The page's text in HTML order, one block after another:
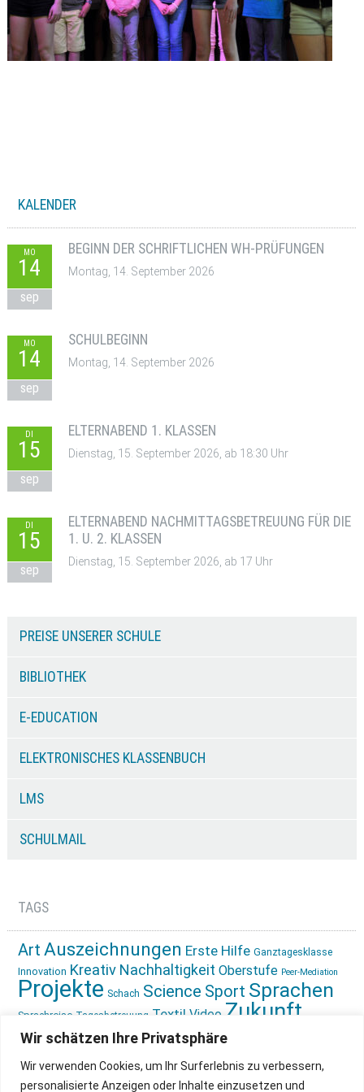
Wir schätzen Ihre Privatsphäre
Wir verwenden Cookies, um Ihr Surferlebnis zu verbessern,
personalisierte Anzeigen oder Inhalte einzusetzen und
KALENDER
MO
14
sep
BEGINN DER SCHRIFTLICHEN WH-PRÜFUNGEN
Montag, 14. September 2026
MO
14
sep
SCHULBEGINN
Montag, 14. September 2026
DI
15
sep
ELTERNABEND 1. KLASSEN
Dienstag, 15. September 2026, ab 18:30 Uhr
DI
15
sep
ELTERNABEND NACHMITTAGSBETREUUNG FÜR DIE
1. U. 2. KLASSEN
Dienstag, 15. September 2026, ab 17 Uhr
PREISE UNSERER SCHULE
BIBLIOTHEK
E-EDUCATION
ELEKTRONISCHES KLASSENBUCH
LMS
SCHULMAIL
TAGS
Art Auszeichnungen Erste Hilfe Ganztagesklasse
Innovation Kreativ Nachhaltigkeit Oberstufe Peer-Mediation
Projekte Schach Science Sport Sprachen
Sprachreise Tagesbetreuung Textil Video Zukunft
gestalten Ökologie